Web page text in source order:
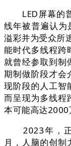
LED屏幕的普
线年被普遍认为
溢彩并为受众所
能时代多线程跨
就曾经参取到制
期制做阶段才会
现阶段的人工智
而呈现为多线程
本可能高达2000
2023年，正
月，人脑的创